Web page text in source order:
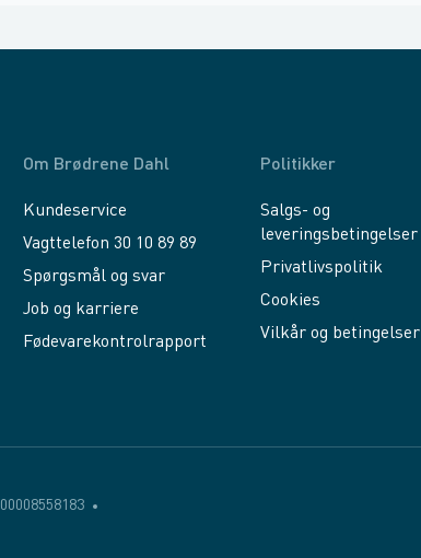
Om Brødrene Dahl
Kundeservice
Vagttelefon 30 10 89 89
Spørgsmål og svar
Job og karriere
Fødevarekontrolrapport
Politikker
Salgs- og
leveringsbetingelser
Privatlivspolitik
Cookies
Vilkår og betingelser